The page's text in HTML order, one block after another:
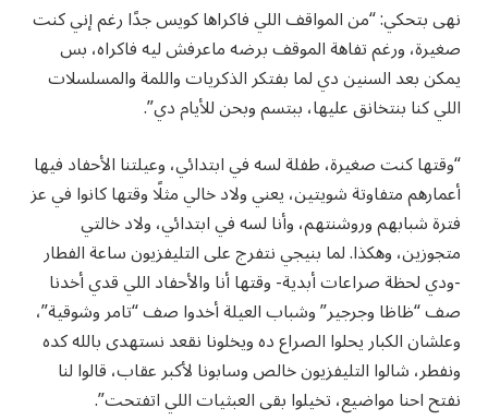
نهى بتحكي: “من المواقف اللي فاكراها كويس جدًا رغم إني كنت
صغيرة، ورغم تفاهة الموقف برضه ماعرفش ليه فاكراه، بس
يمكن بعد السنين دي لما بفتكر الذكريات واللمة والمسلسلات
اللي كنا بنتخانق عليها، ببتسم وبحن للأيام دي”.
“وقتها كنت صغيرة، طفلة لسه في ابتدائي، وعيلتنا الأحفاد فيها
أعمارهم متفاوتة شويتين، يعني ولاد خالي مثلًا وقتها كانوا في عز
فترة شبابهم وروشنتهم، وأنا لسه في ابتدائي، ولاد خالتي
متجوزين، وهكذا. لما بنيجي نتفرج على التليفزيون ساعة الفطار
-ودي لحظة صراعات أبدية- وقتها أنا والأحفاد اللي قدي أخدنا
صف “ظاظا وجرجير” وشباب العيلة أخدوا صف “تامر وشوقية”،
وعلشان الكبار يحلوا الصراع ده ويخلونا نقعد نستهدى بالله كده
ونفطر، شالوا التليفزيون خالص وسابونا لأكبر عقاب، قالوا لنا
نفتح احنا مواضيع، تخيلوا بقى العبثيات اللي اتفتحت”.